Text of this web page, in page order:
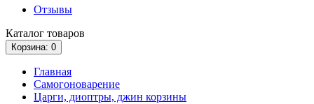
Отзывы
Каталог товаров
Корзина: 0
Главная
Самогоноварение
Царги, диоптры, джин корзины